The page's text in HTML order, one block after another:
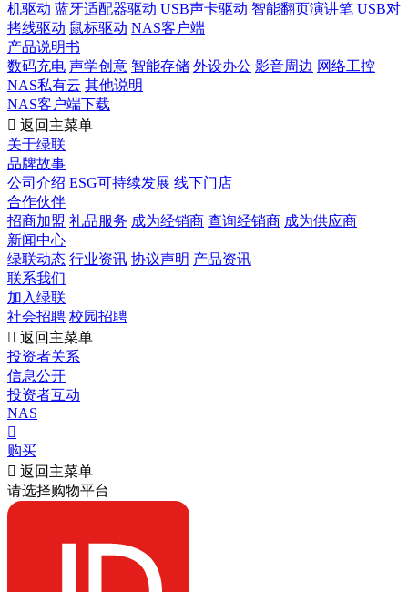
机驱动 蓝牙适配器驱动 USB声卡驱动 智能翻页演讲笔 USB对
拷线驱动 鼠标驱动 NAS客户端
产品说明书
数码充电 声学创意 智能存储 外设办公 影音周边 网络工控
NAS私有云 其他说明
NAS客户端下载
 返回主菜单
关于绿联
品牌故事
公司介绍 ESG可持续发展 线下门店
合作伙伴
招商加盟 礼品服务 成为经销商 查询经销商 成为供应商
新闻中心
绿联动态 行业资讯 协议声明 产品资讯
联系我们
加入绿联
社会招聘 校园招聘
 返回主菜单
投资者关系
信息公开
投资者互动
NAS

购买
 返回主菜单
请选择购物平台